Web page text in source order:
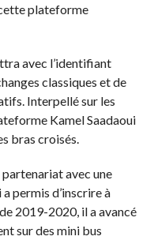
plateforme
avec l’identifiant
classiques et de
Interpellé sur les
Kamel Saadaoui
bras croisés.
avec une
permis d’inscrire à
2019-2020, il a avancé
sur des mini bus